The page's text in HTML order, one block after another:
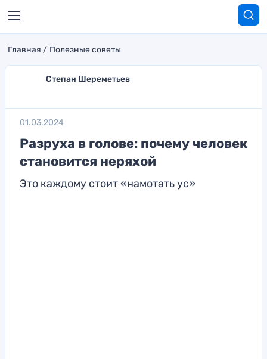
Главная Полезные советы
Степан Шереметьев
01.03.2024
Разруха в голове: почему человек
становится неряхой
Это каждому стоит «намотать ус»